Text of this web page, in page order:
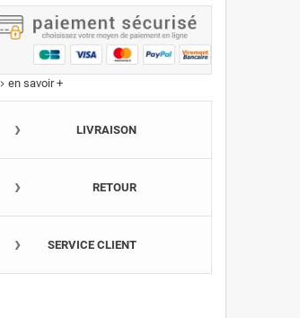
keyboard_arrow_righten savoir +
LIVRAISON
RETOUR
SERVICE CLIENT